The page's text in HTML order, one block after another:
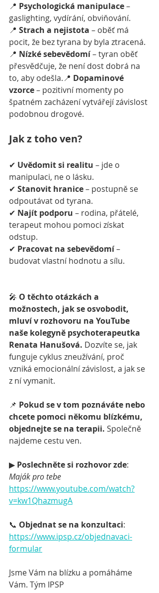
📍 Psychologická manipulace –
gaslighting, vydírání, obviňování.
📍 Strach a nejistota – oběť má
pocit, že bez tyrana by byla ztracená.
📍 Nízké sebevědomí – tyran oběť
přesvědčuje, že není dost dobrá na
to, aby odešla.📍 Dopaminové
vzorce – pozitivní momenty po
špatném zacházení vytvářejí závislost
podobnou drogové.
Jak z toho ven?
✔ Uvědomit si realitu – jde o
manipulaci, ne o lásku.
✔ Stanovit hranice – postupně se
odpoutávat od tyrana.
✔ Najít podporu – rodina, přátelé,
terapeut mohou pomoci získat
odstup.
✔ Pracovat na sebevědomí –
budovat vlastní hodnotu a sílu.
🎤 O těchto otázkách a
možnostech, jak se osvobodit,
mluví v rozhovoru na YouTube
naše kolegyně psychoterapeutka
Renata Hanušová. Dozvíte se, jak
funguje cyklus zneužívání, proč
vzniká emocionální závislost, a jak se
z ní vymanit.
📌 Pokud se v tom poznáváte nebo
chcete pomoci někomu blízkému,
objednejte se na terapii. Společně
najdeme cestu ven.
▶ Poslechněte si rozhovor zde:
Maják pro tebe
https://www.youtube.com/watch?
v=kw1QhazmugA
📞 Objednat se na konzultaci:
https://www.ipsp.cz/objednavaci-
formular
Jsme Vám na blízku a pomáháme
Vám. Tým IPSP